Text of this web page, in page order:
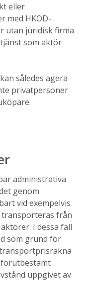
eller
med HKOD-
utan juridisk firma
som aktör
således agera
privatpersoner
administrativa
genom
vid exempelvis
från
I dessa fall
som grund för
uppgivet av